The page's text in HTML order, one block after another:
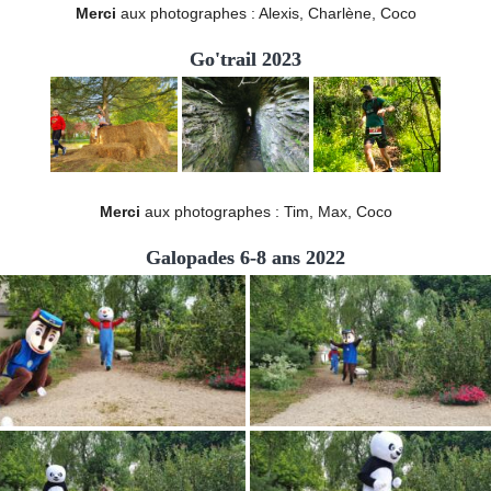
Merci aux photographes : Alexis, Charlène, Coco
Go'trail 2023
Merci aux photographes : Tim, Max, Coco
Galopades 6-8 ans 2022